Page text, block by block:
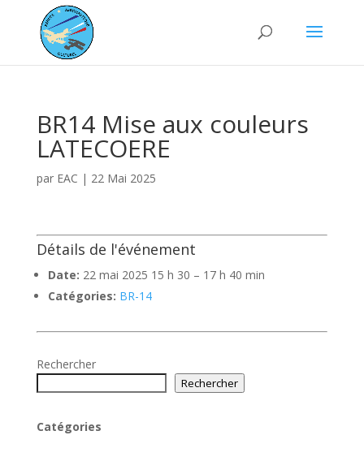
BR14 Mise aux couleurs
LATECOERE
par EAC | 22 Mai 2025
Détails de l'événement
Date: 22 mai 2025 15 h 30 – 17 h 40 min
Catégories: BR-14
Rechercher
Rechercher
Catégories